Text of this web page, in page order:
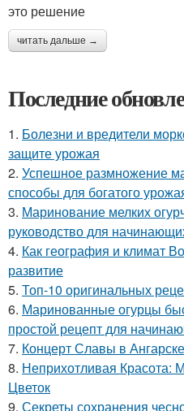
это решение
читать дальше →
Последние
1. Болезни и вредители
защите урожая
2. Успешное размножение
способы для богатого
3. Маринование мелких
руководство для
4. Как география и климат
развитие
5. Топ-10 оригинальных
6. Маринованные огурцы
простой рецепт для
7. Концерт Славы в
8. Неприхотливая
Цветок
9. Секреты сохранения